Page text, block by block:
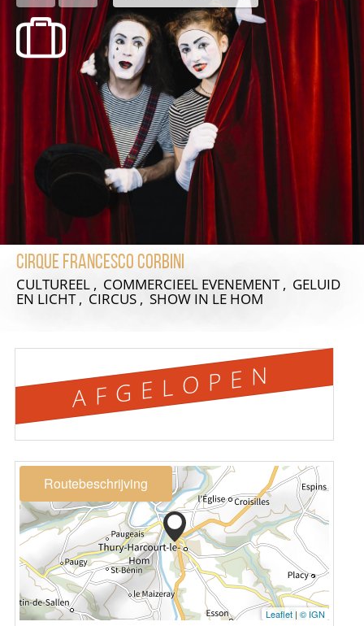
Cirque Francesco Corbini
CULTUREEL , COMMERCIEEL EVENEMENT , GELUID
EN LICHT , CIRCUS , SHOW IN LE HOM
AFGELOPEN
Routebeschrijving
Leaflet | © IGN